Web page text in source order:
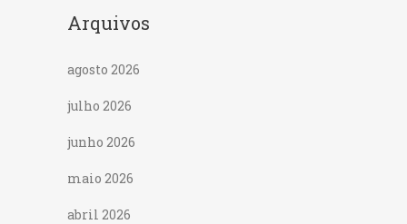
Arquivos
agosto 2026
julho 2026
junho 2026
maio 2026
abril 2026